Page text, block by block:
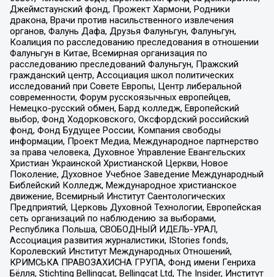
Джеймстаунский фонд, Прожект Хармони, Родники
дракона, Врачи против насильственного извлечения
органов, Фалунь Дафа, Друзья Фалуньгун, Фалуньгун,
Коалиция по расследованию преследования в отношении
Фалуньгун в Китае, Всемирная организация по
расследованию преследований Фалуньгун, Пражский
гражданский центр, Ассоциация школ политических
исследований при Совете Европы, Центр либеральной
современности, Форум русскоязычных европейцев,
Немецко-русский обмен, Бард колледж, Европейский
выбор, Фонд Ходорковского, Оксфордский российский
фонд, Фонд Будущее России, Компания свободы
информации, Проект Медиа, Международное партнерство
за права человека, Духовное Управление Евангельских
Христиан Украинской Христианской Церкви, Новое
Поколение, Духовное Учебное Заведение Международный
Библейский Колледж, Международное христианское
движение, Всемирный Институт Саентологических
Предприятий, Церковь Духовной Технологии, Европейская
сеть организаций по наблюдению за выборами,
Республика Польша, СВОБОДНЫЙ ИДЕЛЬ-УРАЛ,
Ассоциация развития журналистики, IStories fonds,
Королевский Институт Международных Отношений,
КРИМСЬКА ПРАВОЗАХИСНА ГРУПА, Фонд имени Генриха
Бёлля, Stichting Bellingcat, Bellingcat Ltd, The Insider, Институт